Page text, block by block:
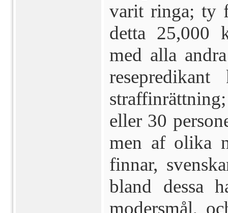
varit ringa; ty
detta 25,000
med alla
eller 30
men af olika
finnar,
bland dessa
modersmål,